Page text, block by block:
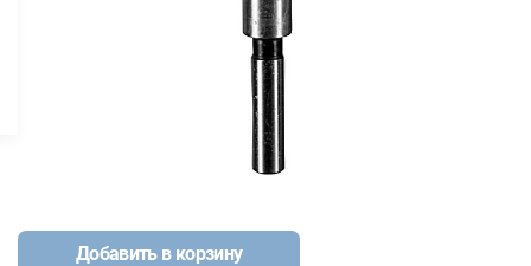
Добавить в корзину